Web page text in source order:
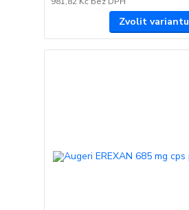
Zvolit variantu